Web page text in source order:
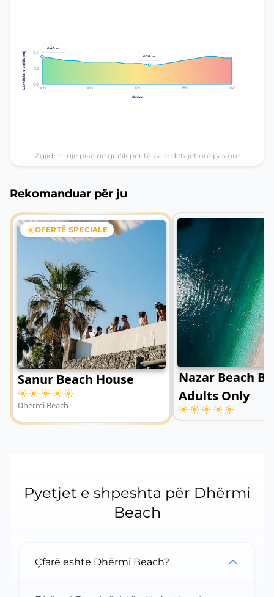
0.0
0.2
0.4
0.40 m
0.28 m
00h 06h 12h 18h 24h
Lartësia e valës (m)
Koha
Zgjidhni një pikë në grafik për të parë detajet orë pas ore
Rekomanduar për ju
OFERTË SPECIALE
Sanur Beach House
Dhërmi Beach
Nazar Beach
Adults Only
Dhërmi Beach
Pyetjet e shpeshta për Dhërmi
Beach
Çfarë është Dhërmi Beach?